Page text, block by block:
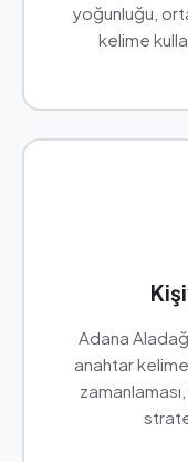
yoğunluğu,
kelime
Adana
anahtar
zamanlaması,